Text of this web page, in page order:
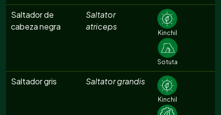
Saltador de
cabeza negra
Saltator
atriceps
Kinchil
Sotuta
Saltador gris Saltator grandis
Kinchil